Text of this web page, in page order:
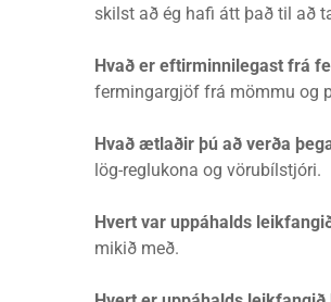
skilst að ég hafi átt það til að
Hvað er eftirminnilegast frá
fermingargjöf frá mömmu og
Hvað ætlaðir þú að verða
lög-reglukona og vörubílstjóri.
Hvert var uppáhalds
mikið með.